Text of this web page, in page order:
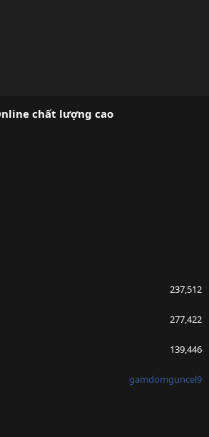
chất lượng cao
237,512
277,422
139,446
gamdomguncel9